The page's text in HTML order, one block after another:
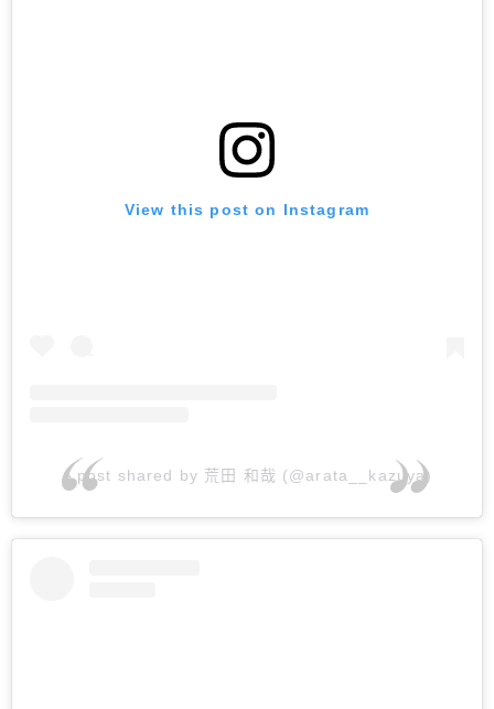
View this post on Instagram
A post shared by 荒田 和哉 (@arata__kazuya)